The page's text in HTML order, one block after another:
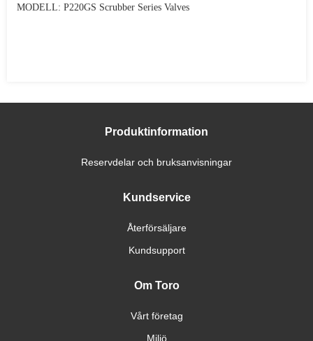
MODELL: P220GS Scrubber Series Valves
Produktinformation
Reservdelar och bruksanvisningar
Kundservice
Återförsäljare
Kundsupport
Om Toro
Vårt företag
Miljö